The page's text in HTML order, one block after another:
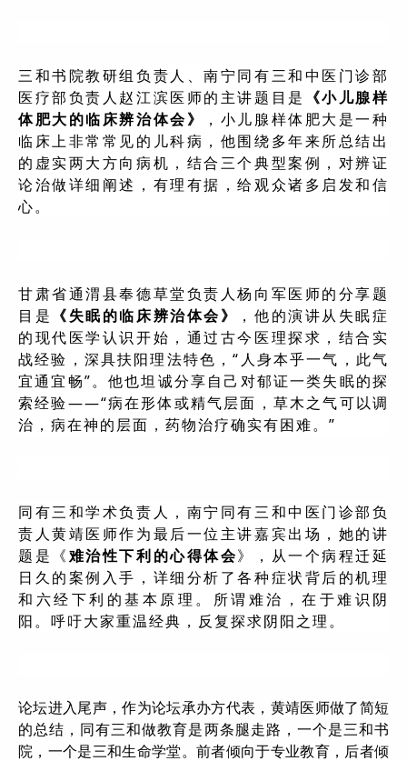
三和书院教研组负责人、南宁同有三和中医门诊部
医疗部负责人赵江滨医师的主讲题目是 《小儿腺样
体肥大的临床辨治体会》
，小儿腺样体肥大是一种
临床上非常常见的儿科病，他围绕多年来所总结出
的虚实两大方向病机，结合三个典型案例，对辨证
论治做详细阐述，有理有据，给观众诸多启发和信
心。
甘肃省通渭县奉德草堂负责人杨向军医师的分享题
目是 《失眠的临床辨治体会》
，他的演讲从失眠症
的现代医学认识开始，通过古今医理探求，结合实
战经验，深具扶阳理法特色，“人身本乎一气，此气
宜通宜畅”。他也坦诚分享自己对郁证一类失眠的探
索经验——“病在形体或精气层面，草木之气可以调
治，病在神的层面，药物治疗确实有困难。”
同有三和学术负责人，南宁同有三和中医门诊部负
责人黄靖医师作为最后一位主讲嘉宾出场，她的讲
题是《难治性下利的心得体会》，从一个病程迁延
日久的案例入手，详细分析了各种症状背后的机理
和六经下利的基本原理。所谓难治，在于难识阴
阳。呼吁大家重温经典，反复探求阴阳之理。
论坛进入尾声，作为论坛承办方代表，黄靖医师做了简短
的总结，同有三和做教育是两条腿走路，一个是三和书
院，一个是三和生命学堂。前者倾向于专业教育，后者倾